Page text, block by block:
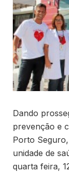
Dando
prevenção e
Porto
unidade de
quarta feira,